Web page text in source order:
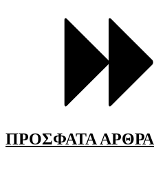
ΠΡΟΣΦΑΤΑ ΑΡΘΡΑ